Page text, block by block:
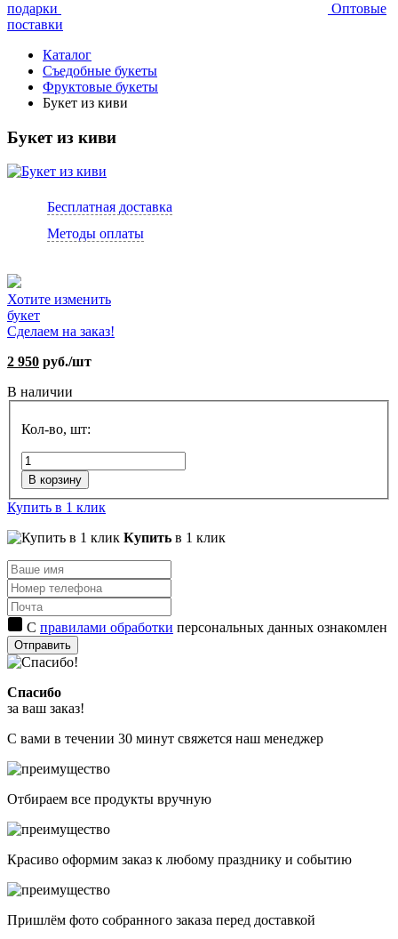
подарки
Оптовые
поставки
Каталог
Съедобные букеты
Фруктовые букеты
Букет из киви
Букет из киви
Бесплатная доставка
Методы оплаты
Хотите изменить
букет
Сделаем на заказ!
2 950 руб./шт
В наличии
Кол-во, шт:
В корзину
Купить в 1 клик
Купить в 1 клик
С правилами обработки персональных данных ознакомлен
Отправить
Спасибо
за ваш заказ!
С вами в течении 30 минут свяжется наш менеджер
Отбираем все продукты вручную
Красиво оформим заказ к любому празднику и событию
Пришлём фото собранного заказа перед доставкой